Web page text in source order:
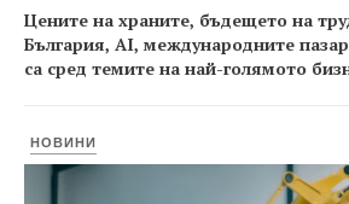
Цените на храните, бъдещето на
България, AI, международните
са сред темите на най-голямото
НОВИНИ